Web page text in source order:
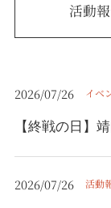
活動
2026/07/26 イベ
【終戦の日】
2026/07/26 活動